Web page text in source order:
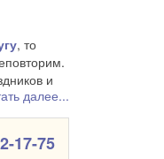
, то
и
далее...
17-75